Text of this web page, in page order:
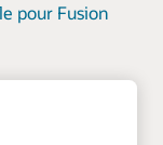
pour Fusion